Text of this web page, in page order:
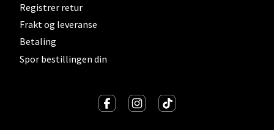
Registrer retur
Frakt og leveranse
Betaling
Spor bestillingen din
Mandal - Alti Mandal
Skarvøyveien 55, 4517 Mandal
Åpent i dag 10-18